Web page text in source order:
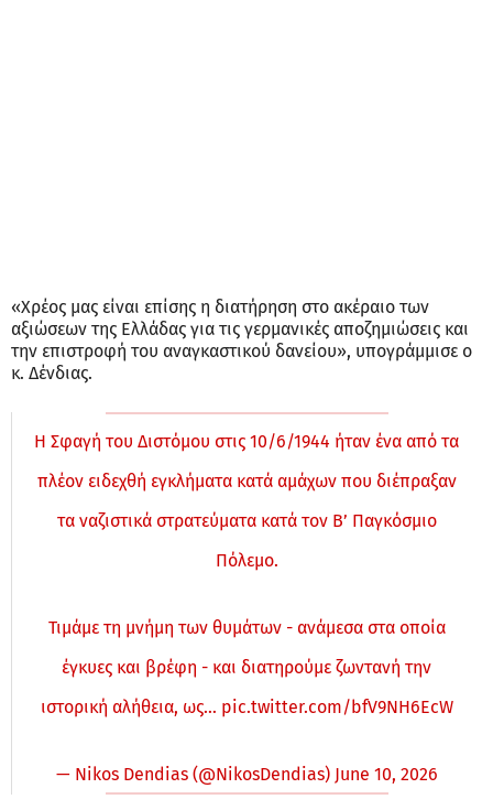
«Χρέος μας είναι επίσης η διατήρηση στο ακέραιο των
αξιώσεων της Ελλάδας για τις γερμανικές αποζημιώσεις και
την επιστροφή του αναγκαστικού δανείου», υπογράμμισε ο
κ. Δένδιας.
Η Σφαγή του Διστόμου στις 10/6/1944 ήταν ένα από τα
πλέον ειδεχθή εγκλήματα κατά αμάχων που διέπραξαν
τα ναζιστικά στρατεύματα κατά τον Β’ Παγκόσμιο
Πόλεμο.
Τιμάμε τη μνήμη των θυμάτων - ανάμεσα στα οποία
έγκυες και βρέφη - και διατηρούμε ζωντανή την
ιστορική αλήθεια, ως… pic.twitter.com/bfV9NH6EcW
— Nikos Dendias (@NikosDendias) June 10, 2026